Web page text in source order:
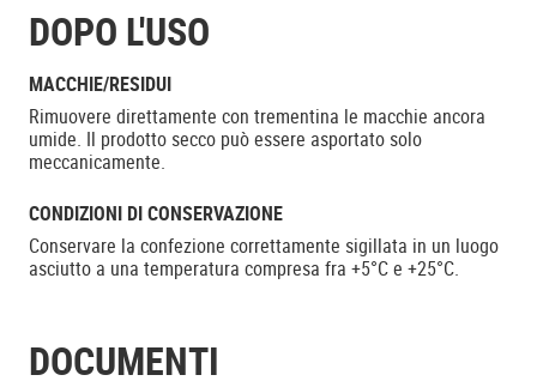
DOPO L'USO
MACCHIE/RESIDUI
Rimuovere direttamente con trementina le macchie ancora
umide. Il prodotto secco può essere asportato solo
meccanicamente.
CONDIZIONI DI CONSERVAZIONE
Conservare la confezione correttamente sigillata in un luogo
asciutto a una temperatura compresa fra +5°C e +25°C.
DOCUMENTI